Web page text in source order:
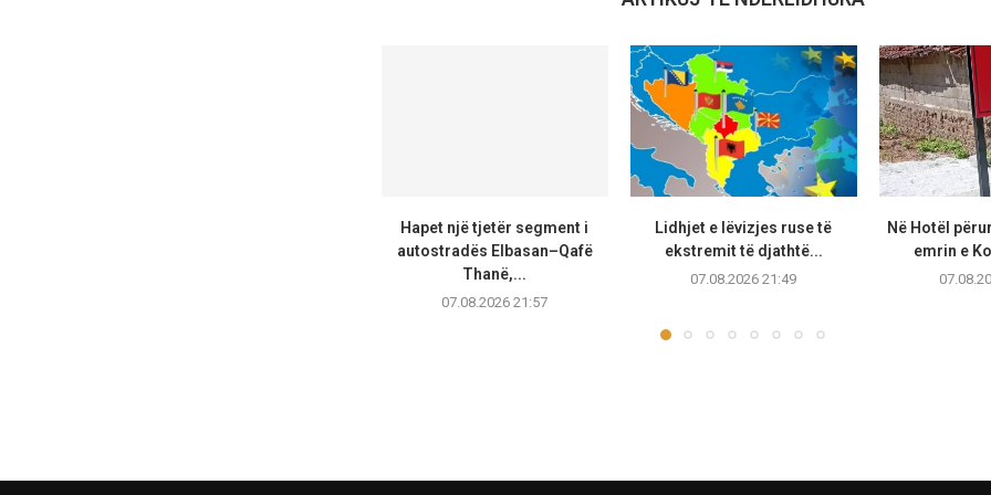
Hapet një tjetër segment i
autostradës Elbasan–Qafë
Thanë,...
07.08.2026 21:57
Lidhjet e lëvizjes ruse të
ekstremit të djathtë...
07.08.2026 21:49
Në Hotël
emrin e